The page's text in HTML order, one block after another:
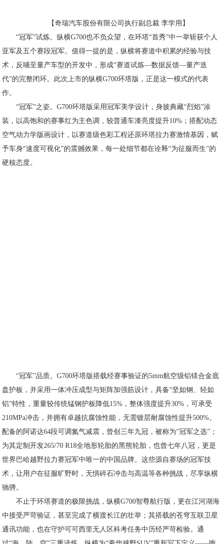
【奇瑞汽车股份有限公司执行副总裁 李学用】
“冠军”试炼。纵横G700也不负众望，在环塔“首秀”中一举斩获个人
亚军及五个赛段冠军。值得一提的是，纵横将赛道中积累的经验与技
术，反哺至量产车型的开发中，形成“赛道试炼—数据反馈—量产迭
代”的完整闭环。此次上市的纵横G700环塔版，正是这一模式的代表
作。
“冠军”之姿。G700环塔版采用冠军美学设计，身披典藏“烈焰”涂
装，以高饱和的赛事红为主色调，较普通车漆亮度提升10%；搭配动态
空气动力学版画设计，以赛道级色彩工程还原环塔拉力赛激情基因，赋
予车身“速度可视化”的震撼效果，每一处细节都在诠释“为征服而生”的
硬核态度。
“冠军”品质。G700环塔版搭载经赛事验证的5mm航空级铝镁合金底
盘护板，并采用一体冲压成型与矩阵加强筋设计，具备“坚如钢、轻如
铝”特性，重量较传统锰钢护板降低15%，整体强度提升30%，可承受
210MPa冲击，并拥有卓越抗腐蚀性能，无需镀层耐腐蚀性提升500%。
配备的阿诺达64段可调氮气减震，曾创三年九冠，被称为“冠军之选”；
为其定制开发265/70 R18全地形轮胎的黑熊轮胎，也曾七年八冠，更是
世界巴哈越野拉力赛冠军中唯一的中国品牌。这些源自赛场的冠军技
术，让用户在征服旷野时，无惧碎石冲击与高温等各种挑战，尽享纵横
驰骋。
不止于环塔赛道的极限挑战，纵横G700智尊航行版，更在江河湖海
中接受严苛验证，甚至完成了横渡长江的壮举；其搭载的苍穹互联卫星
通讯功能，也在守护可可西里无人区科考任务中历经严苛检验。通